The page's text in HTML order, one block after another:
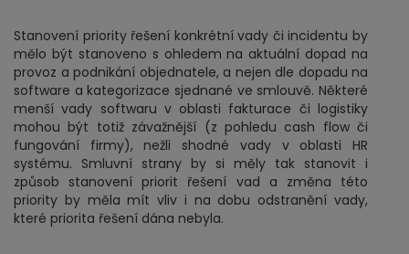
Stanovení priority řešení konkrétní vady či incidentu by
mělo být stanoveno s ohledem na aktuální dopad na
provoz a podnikání objednatele, a nejen dle dopadu na
software a kategorizace sjednané ve smlouvě. Některé
menší vady softwaru v oblasti fakturace či logistiky
mohou být totiž závažnější (z pohledu cash flow či
fungování firmy), nežli shodné vady v oblasti HR
systému. Smluvní strany by si měly tak stanovit i
způsob stanovení priorit řešení vad a změna této
priority by měla mít vliv i na dobu odstranění vady,
které priorita řešení dána nebyla.